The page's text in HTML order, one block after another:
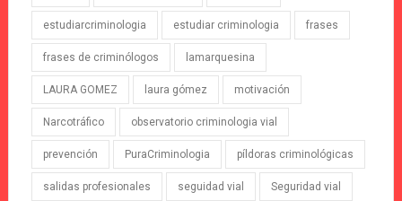
estudiarcriminologia estudiar criminologia frases
frases de criminólogos lamarquesina
LAURA GOMEZ laura gómez motivación
Narcotráfico observatorio criminologia vial
prevención PuraCriminologia píldoras criminológicas
salidas profesionales seguidad vial Seguridad vial